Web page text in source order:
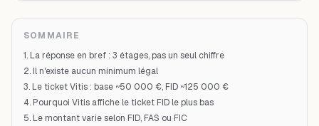
SOMMAIRE
1. La réponse en bref : 3 étages, pas un seul chiffre
2. Il n'existe aucun minimum légal
3. Le ticket Vitis : base ~50 000 €, FID ~125 000 €
4. Pourquoi Vitis affiche le ticket FID le plus bas
5. Le montant varie selon FID, FAS ou FIC